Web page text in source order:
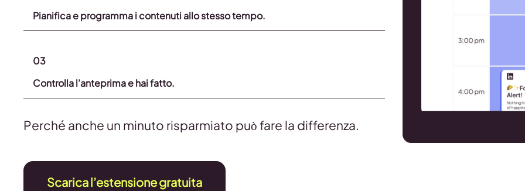
Pianifica e programma i contenuti allo stesso tempo.
03
Controlla l’anteprima e hai fatto.
Perché anche un minuto risparmiato può fare la differenza.
Scarica l’estensione gratuita